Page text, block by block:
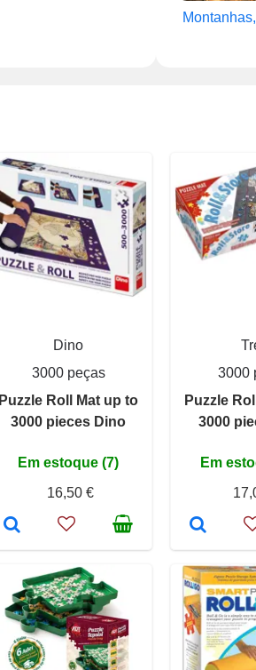
Dino
3000 peças
Puzzle Roll Mat up to
3000 pieces Dino
Em estoque (7)
16,50 €
3000
Puzzle
3000
Em